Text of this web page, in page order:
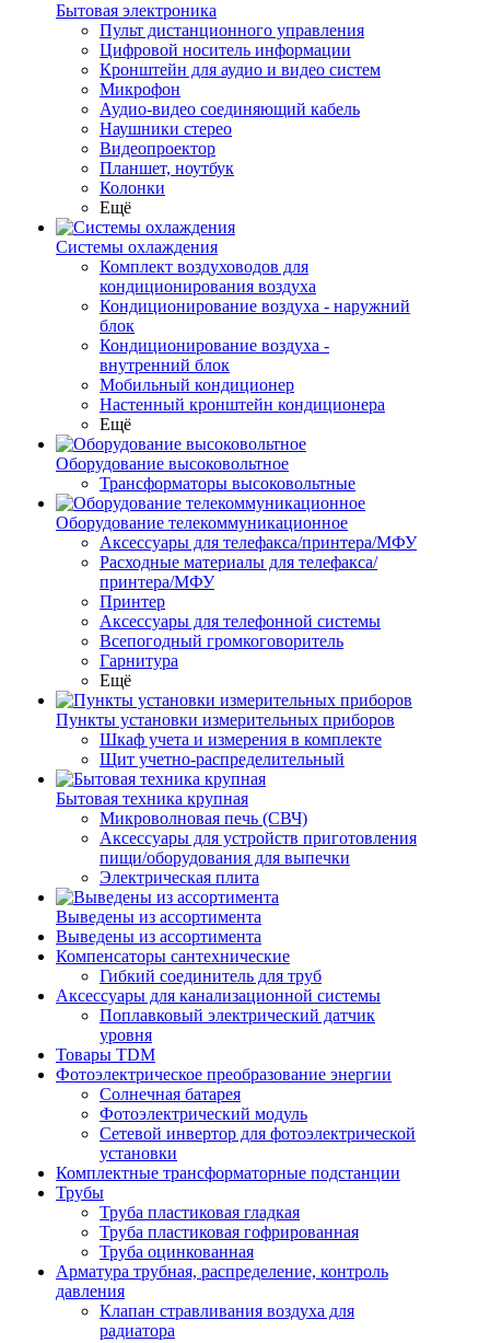
Бытовая электроника
Пульт дистанционного управления
Цифровой носитель информации
Кронштейн для аудио и видео систем
Микрофон
Аудио-видео соединяющий кабель
Наушники стерео
Видеопроектор
Планшет, ноутбук
Колонки
Ещё
Системы охлаждения
Комплект воздуховодов для
кондиционирования воздуха
Кондиционирование воздуха - наружний
блок
Кондиционирование воздуха -
внутренний блок
Мобильный кондиционер
Настенный кронштейн кондиционера
Ещё
Оборудование высоковольтное
Трансформаторы высоковольтные
Оборудование телекоммуникационное
Аксессуары для телефакса/принтера/МФУ
Расходные материалы для телефакса/
принтера/МФУ
Принтер
Аксессуары для телефонной системы
Всепогодный громкоговоритель
Гарнитура
Ещё
Пункты установки измерительных приборов
Шкаф учета и измерения в комплекте
Щит учетно-распределительный
Бытовая техника крупная
Микроволновая печь (СВЧ)
Аксессуары для устройств приготовления
пищи/оборудования для выпечки
Электрическая плита
Выведены из ассортимента
Выведены из ассортимента
Компенсаторы сантехнические
Гибкий соединитель для труб
Аксессуары для канализационной системы
Поплавковый электрический датчик
уровня
Товары TDM
Фотоэлектрическое преобразование энергии
Солнечная батарея
Фотоэлектрический модуль
Сетевой инвертор для фотоэлектрической
установки
Комплектные трансформаторные подстанции
Трубы
Труба пластиковая гладкая
Труба пластиковая гофрированная
Труба оцинкованная
Арматура трубная, распределение, контроль
давления
Клапан стравливания воздуха для
радиатора